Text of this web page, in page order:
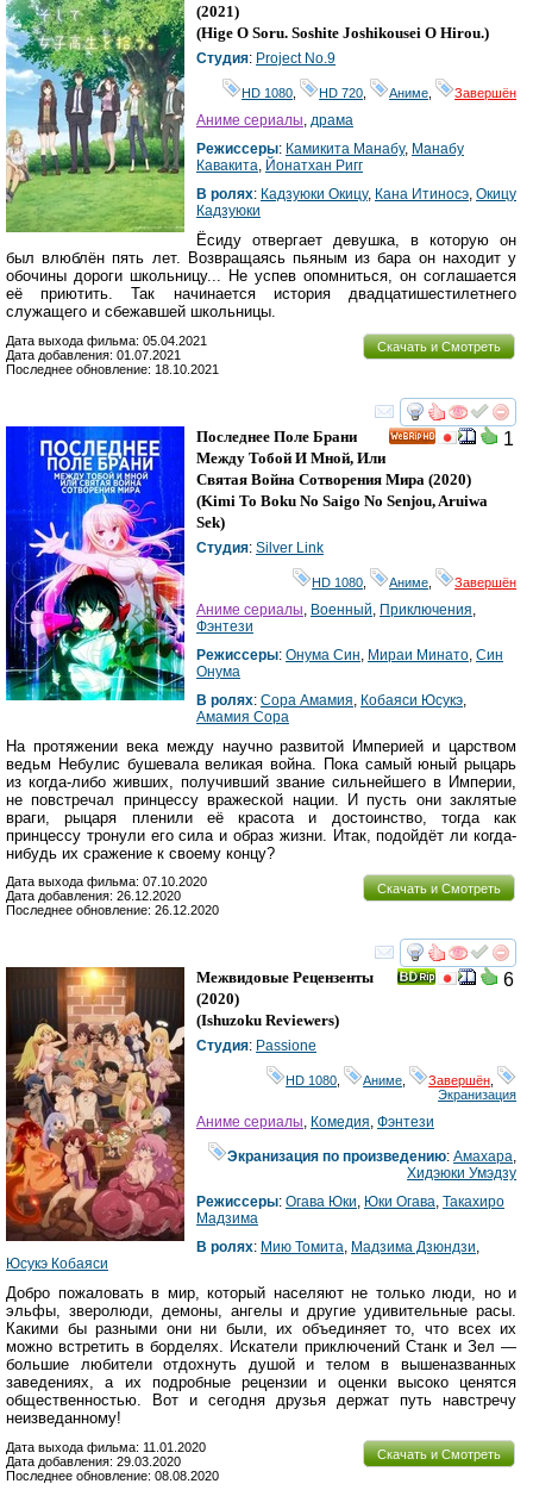
(2021)
(Hige O Soru. Soshite Joshikousei O Hirou.)
Студия: Project No.9
HD 1080 HD 720 Аниме Завершён
Аниме сериалы, драма
Режиссеры: Камикита Манабу, Манабу
Кавакита, Йонатхан Ригг
В ролях: Кадзуюки Окицу, Кана Итиносэ, Окицу
Кадзуюки
Ёсиду отвергает девушка, в которую он
был влюблён пять лет. Возвращаясь пьяным из бара он находит у
обочины дороги школьницу... Не успев опомниться, он соглашается
её приютить. Так начинается история двадцатишестилетнего
служащего и сбежавшей школьницы.
Скачать и Смотреть
Дата выхода фильма: 05.04.2021
Дата добавления: 01.07.2021
Последнее обновление: 18.10.2021
смотреть
1
Последнее Поле Брани
Между Тобой И Мной, Или
Святая Война Сотворения Мира (2020)
(Kimi To Boku No Saigo No Senjou, Aruiwa
Sek)
Студия: Silver Link
HD 1080 Аниме Завершён
Аниме сериалы Военный Приключения
Фэнтези
Режиссеры: Онума Син Мираи Минато Син
Онума
В ролях: Сора Амамия Кобаяси Юсукэ
Амамия Сора
На протяжении века между научно развитой Империей и царством
ведьм Небулис бушевала великая война. Пока самый юный рыцарь
из когда-либо живших, получивший звание сильнейшего в Империи,
не повстречал принцессу вражеской нации. И пусть они заклятые
враги, рыцаря пленили её красота и достоинство, тогда как
принцессу тронули его сила и образ жизни. Итак, подойдёт ли когда-
нибудь их сражение к своему концу?
Скачать и Смотреть
Дата выхода фильма: 07.10.2020
Дата добавления: 26.12.2020
Последнее обновление: 26.12.2020
смотреть
6
Межвидовые Рецензенты
(2020)
(Ishuzoku Reviewers)
Студия: Passione
HD 1080, Аниме, Завершён,
Экранизация
Аниме сериалы, Комедия, Фэнтези
Экранизация по произведению:Амахара,
Хидэюки Умэдзу
Режиссеры: Огава Юки, Юки Огава, Такахиро
Мадзима
В ролях: Мию Томита, Мадзима Дзюндзи,
Юсукэ Кобаяси
Добро пожаловать в мир, который населяют не только люди, но и
эльфы, зверолюди, демоны, ангелы и другие удивительные расы.
Какими бы разными они ни были, их объединяет то, что всех их
можно встретить в борделях. Искатели приключений Станк и Зел —
большие любители отдохнуть душой и телом в вышеназванных
заведениях, а их подробные рецензии и оценки высоко ценятся
общественностью. Вот и сегодня друзья держат путь навстречу
неизведанному!
Скачать и Смотреть
Дата выхода фильма: 11.01.2020
Дата добавления: 29.03.2020
Последнее обновление: 08.08.2020